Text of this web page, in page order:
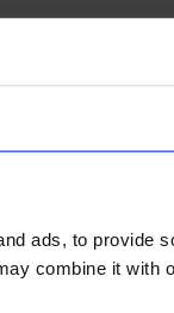
ads, to provide
combine it with